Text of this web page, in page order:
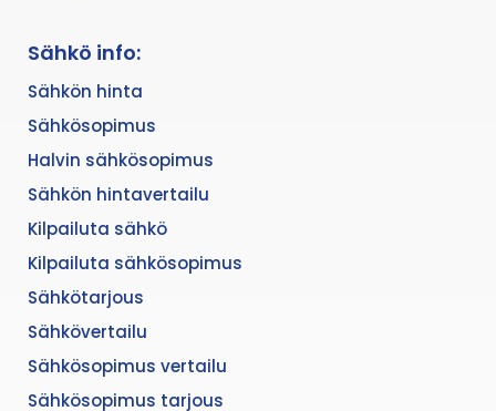
Sähkö info:
Sähkön hinta
Sähkösopimus
Halvin sähkösopimus
Sähkön hintavertailu
Kilpailuta sähkö
Kilpailuta sähkösopimus
Sähkötarjous
Sähkövertailu
Sähkösopimus vertailu
Sähkösopimus tarjous